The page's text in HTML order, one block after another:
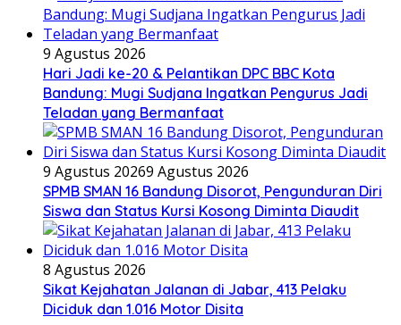
9 Agustus 2026
Hari Jadi ke-20 & Pelantikan DPC BBC Kota
Bandung: Mugi Sudjana Ingatkan Pengurus Jadi
Teladan yang Bermanfaat
9 Agustus 20269 Agustus 2026
SPMB SMAN 16 Bandung Disorot, Pengunduran Diri
Siswa dan Status Kursi Kosong Diminta Diaudit
8 Agustus 2026
Sikat Kejahatan Jalanan di Jabar, 413 Pelaku
Diciduk dan 1.016 Motor Disita